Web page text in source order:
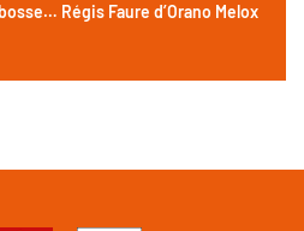
Régis Faure d’Orano Melox